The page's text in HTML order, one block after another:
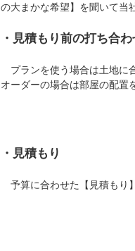
の大まかな希望】を聞いて当
・見積もり前の打ち合
プランを使う場合は土地に
オーダーの場合は部屋の配置
・見積もり
予算に合わせた【見積もり